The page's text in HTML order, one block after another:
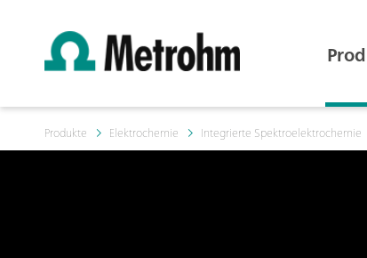
Produkte Elektrochemie Integrierte Spektroelektrochemie